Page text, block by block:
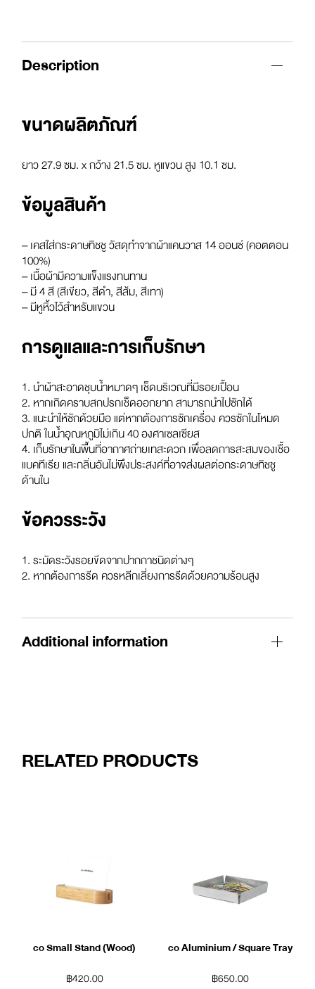
Description
ขนาดผลิตภัณฑ์
ยาว 27.9 ซม. x กว้าง 21.5 ซม. หูแขวน สูง 10.1 ซม.
ข้อมูลสินค้า
– เคสใส่กระดาษทิชชู วัสดุทำจากผ้าแคนวาส 14 ออนซ์ (คอตตอน
100%)
– เนื้อผ้ามีความแข็งแรงทนทาน
– มี 4 สี (สีเขียว, สีดำ, สีส้ม, สีเทา)
– มีหูหิ้วไว้สำหรับแขวน
การดูแลและการเก็บรักษา
1. นำผ้าสะอาดชุบน้ำหมาดๆ เช็ดบริเวณที่มีรอยเปื้อน
2. หากเกิดคราบสกปรกเช็ดออกยาก สามารถนำไปซักได้
3. แนะนำให้ซักด้วยมือ แต่หากต้องการซักเครื่อง ควรซักในโหมด
ปกติ ในน้ำอุณหภูมิไม่เกิน 40 องศาเซลเซียส
4. เก็บรักษาในพื้นที่อากาศถ่ายเทสะดวก เพื่อลดการสะสมของเชื้อ
แบคทีเรีย และกลิ่นอันไม่พึงประสงค์ที่อาจส่งผลต่อกระดาษทิชชู
ด้านใน
ข้อควรระวัง
1. ระมัดระวังรอยขีดจากปากกาชนิดต่างๆ
2. หากต้องการรีด ควรหลีกเลี่ยงการรีดด้วยความร้อนสูง
Additional information
RELATED PRODUCTS
co Small Stand (Wood)
฿420.00
co Aluminium / Square Tray
฿650.00